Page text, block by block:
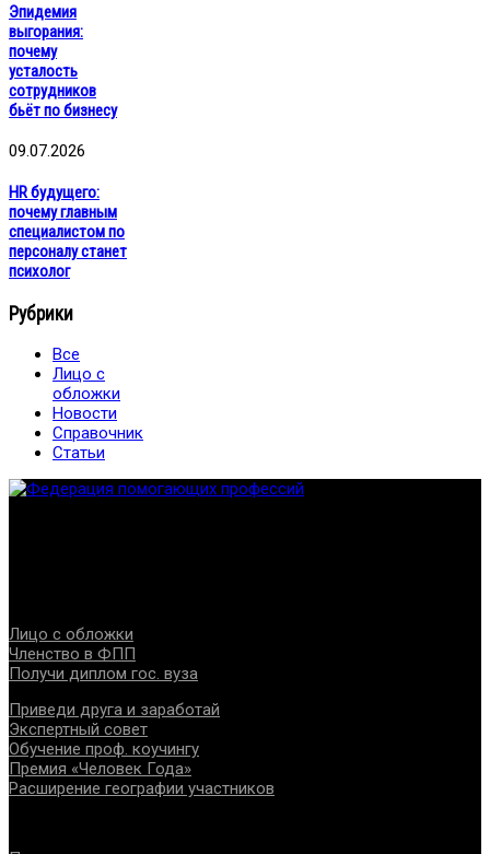
Эпидемия
выгорания:
почему
усталость
сотрудников
бьёт по бизнесу
09.07.2026
HR будущего:
почему главным
специалистом по
персоналу станет
психолог
Рубрики
Все
Лицо с
обложки
Новости
Справочник
Статьи
Лицо с обложки
Членство в ФПП
Получи диплом гос. вуза
Приведи друга и заработай
Экспертный совет
Обучение проф. коучингу
Премия «Человек Года»
Расширение географии участников